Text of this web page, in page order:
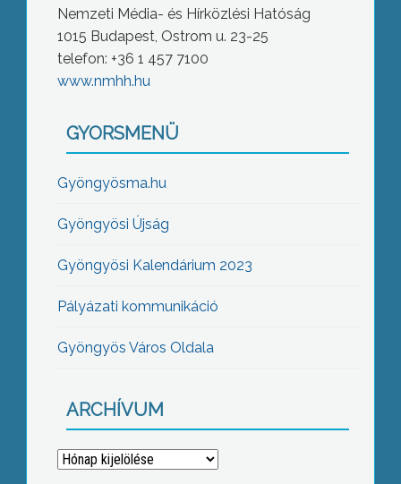
Nemzeti Média- és Hírközlési Hatóság
1015 Budapest, Ostrom u. 23-25
telefon: +36 1 457 7100
www.nmhh.hu
GYORSMENÜ
Gyöngyösma.hu
Gyöngyösi Újság
Gyöngyösi Kalendárium 2023
Pályázati kommunikáció
Gyöngyös Város Oldala
ARCHÍVUM
Archívum